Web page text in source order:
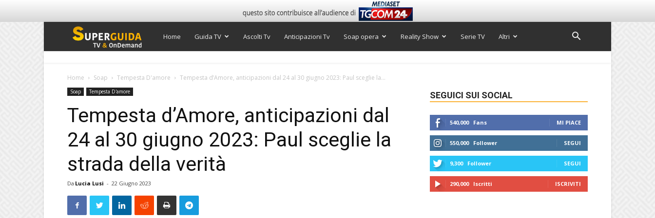
Super
Home Guida TV Ascolti Tv Anticipazioni Tv Soap opera Reality Show Serie TV Altri
Home Soap Tempesta D'amore Tempesta d’Amore, anticipazioni dal 24 al 30 giugno 2023: Paul sceglie la...
Soap Tempesta D'amore
Tempesta d’Amore, anticipazioni dal
24 al 30 giugno 2023: Paul sceglie la
strada della verità
Da Lucia Lusi - 22 Giugno 2023
SEGUICI SUI SOCIAL
540,000 Fans MI PIACE
550,000 Follower SEGUI
9,300 Follower SEGUI
290,000 Iscritti ISCRIVITI